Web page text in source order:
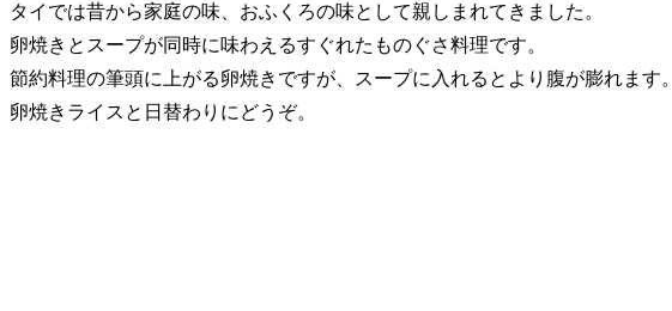
タイでは昔から家庭の味、おふくろの味として親しまれてきました。
卵焼きとスープが同時に味わえるすぐれたものぐさ料理です。
節約料理の筆頭に上がる卵焼きですが、スープに入れるとより腹が膨れます。
卵焼きライスと日替わりにどうぞ。